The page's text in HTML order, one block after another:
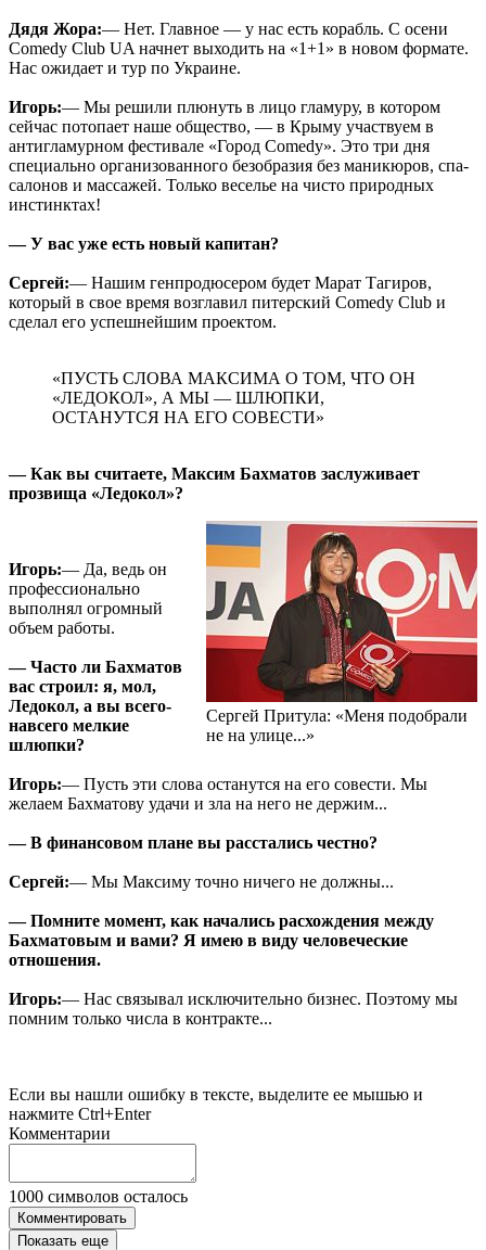
Дядя Жора:— Нет. Главное — у нас есть корабль. С осени
Comedy Club UA начнет выходить на «1+1» в новом формате.
Нас ожидает и тур по Украине.
Игорь:— Мы решили плюнуть в лицо гламуру, в котором
сейчас потопает наше общество, — в Крыму участвуем в
антигламурном фестивале «Город Comedy». Это три дня
специально организованного безобразия без маникюров, спа-
салонов и массажей. Только веселье на чисто природных
инстинктах!
— У вас уже есть новый капитан?
Сергей:— Нашим генпродюсером будет Марат Тагиров,
который в свое время возглавил питерский Comedy Club и
сделал его успешнейшим проектом.
«ПУСТЬ СЛОВА МАКСИМА О ТОМ, ЧТО ОН
«ЛЕДОКОЛ», А МЫ — ШЛЮПКИ,
ОСТАНУТСЯ НА ЕГО СОВЕСТИ»
— Как вы считаете, Максим Бахматов заслуживает
прозвища «Ледокол»?
Сергей Притула: «Меня подобрали
не на улице...»
Игорь:— Да, ведь он
профессионально
выполнял огромный
объем работы.
— Часто ли Бахматов
вас строил: я, мол,
Ледокол, а вы всего-
навсего мелкие
шлюпки?
Игорь:— Пусть эти слова останутся на его совести. Мы
желаем Бахматову удачи и зла на него не держим...
— В финансовом плане вы расстались честно?
Сергей:— Мы Максиму точно ничего не должны...
— Помните момент, как начались расхождения между
Бахматовым и вами? Я имею в виду человеческие
отношения.
Игорь:— Нас связывал исключительно бизнес. Поэтому мы
помним только числа в контракте...
Если вы нашли ошибку в тексте, выделите ее мышью и
нажмите Ctrl+Enter
Комментарии
1000 символов осталось
Комментировать
Показать еще